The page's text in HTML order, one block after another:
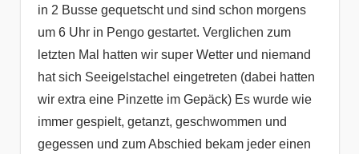
in 2 Busse gequetscht und sind schon morgens
um 6 Uhr in Pengo gestartet. Verglichen zum
letzten Mal hatten wir super Wetter und niemand
hat sich Seeigelstachel eingetreten (dabei hatten
wir extra eine Pinzette im Gepäck) Es wurde wie
immer gespielt, getanzt, geschwommen und
gegessen und zum Abschied bekam jeder einen